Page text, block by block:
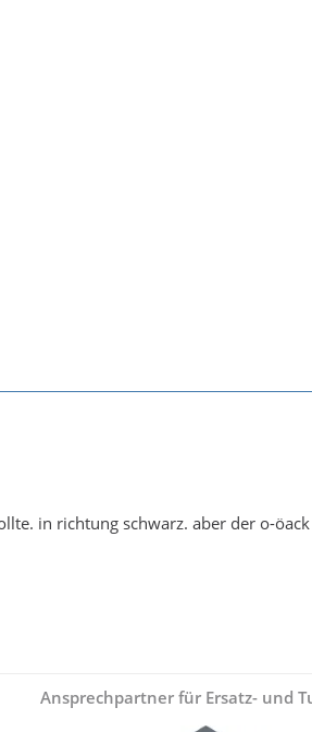
in richtung schwarz. aber der o-
Ansprechpartner für Ersatz- und